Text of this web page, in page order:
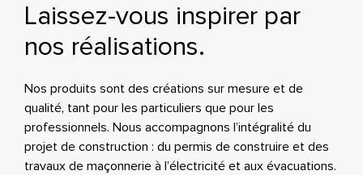
Laissez-vous inspirer par
nos réalisations.
Nos produits sont des créations sur mesure et de
qualité, tant pour les particuliers que pour les
professionnels. Nous accompagnons l’intégralité du
projet de construction : du permis de construire et des
travaux de maçonnerie à l’électricité et aux évacuations.